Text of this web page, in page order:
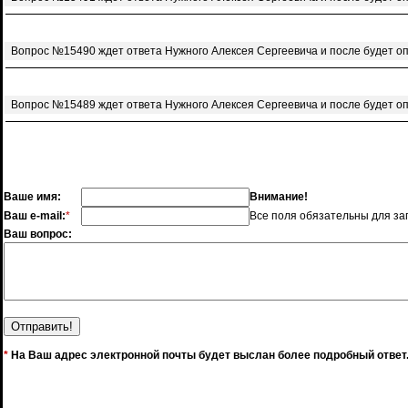
Вопрос №15490 ждет ответа Нужного Алексея Сергеевича и после будет
Вопрос №15489 ждет ответа Нужного Алексея Сергеевича и после будет
Ваше имя:
Внимание!
Ваш e-mail:*
Все поля обязательны для
Ваш вопрос:
* На Ваш адрес электронной почты будет выслан более подробный ответ.